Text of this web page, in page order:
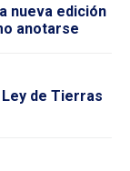
nueva edición
anotarse
de Tierras